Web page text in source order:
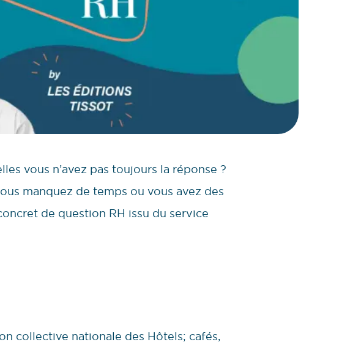
vous n’avez pas toujours la réponse ?
manquez de temps ou vous avez des
de question RH issu du service
collective nationale des Hôtels; cafés,